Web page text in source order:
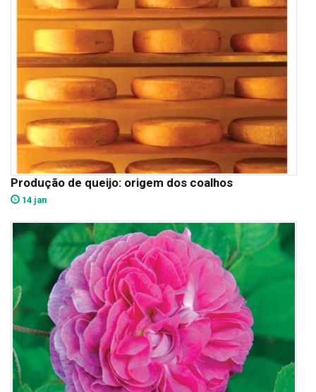
Produção de queijo: origem dos coalhos
14 jan